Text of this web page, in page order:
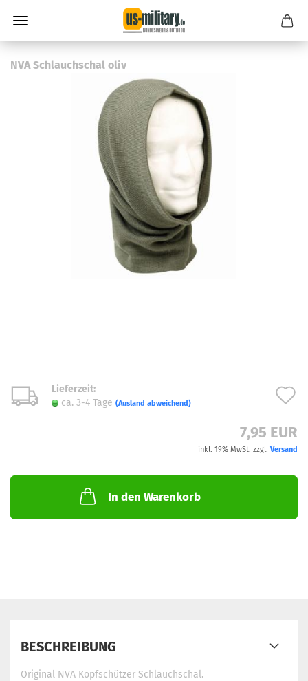
NVA Schlauchschal oliv
Lieferzeit:
ca. 3-4 Tage (Ausland abweichend)
7,95 EUR
inkl. 19% MwSt. zzgl. Versand
In den Warenkorb
BESCHREIBUNG
Original NVA Kopfschützer Schlauchschal.